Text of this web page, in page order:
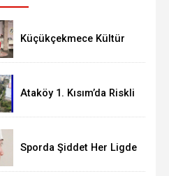
Küçükçekmece Kültür
Ağırladı
Ataköy 1. Kısım’da Riskli
Yıkılacak mı?
Sporda Şiddet Her Ligde